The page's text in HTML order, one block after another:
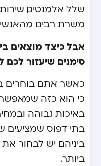
שלל אלמנטים,
משרת רבים
אבל כיצד מוצאים
סימנים שיעזור
כאשר אתם בוחרים
כי הוא כזה שמאפשר
באיכות גבוהה
בתי דפוס שמציעים
ביניהם יש לבחור
ביותר.